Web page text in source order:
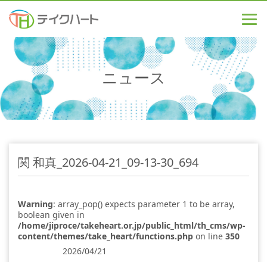
ニュース
関 和真_2026-04-21_09-13-30_694
Warning: array_pop() expects parameter 1 to be array,
boolean given in
/home/jiproce/takeheart.or.jp/public_html/th_cms/wp-
content/themes/take_heart/functions.php on line 350
2026/04/21